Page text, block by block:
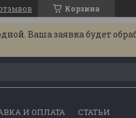
Корзина
Ваша заявка будет
И ОПЛАТА СТАТЬИ